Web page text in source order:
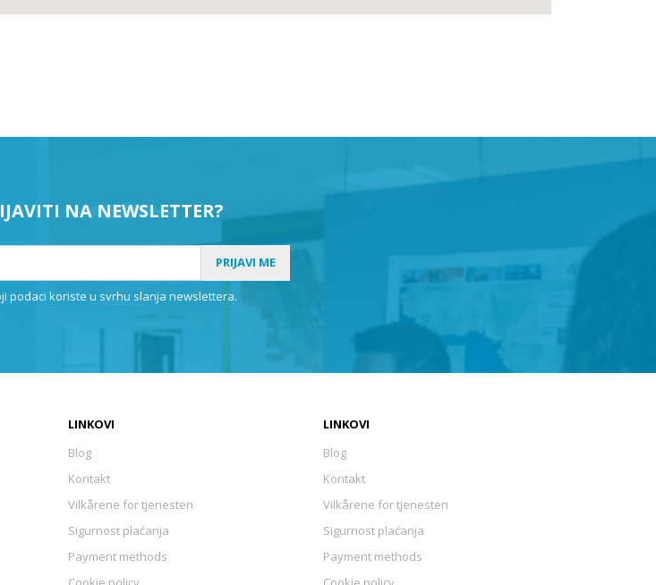
NA NEWSLETTER?
PRIJAVI ME
podaci koriste u svrhu slanja newslettera.
LINKOVI
Blog
Kontakt
Vilkårene for tjenesten
Sigurnost plaćanja
Payment methods
LINKOVI
Blog
Kontakt
Vilkårene for tjenesten
Sigurnost plaćanja
Payment methods